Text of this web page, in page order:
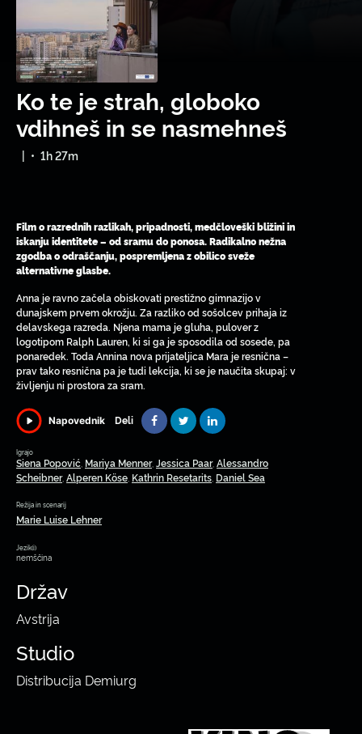
Ko te je strah, globoko
vdihneš in se nasmehneš
| • 1h 27m
Film o razrednih razlikah, pripadnosti, medčloveški bližini in
iskanju identitete – od sramu do ponosa. Radikalno nežna
zgodba o odraščanju, pospremljena z obilico sveže
alternativne glasbe.
Anna je ravno začela obiskovati prestižno gimnazijo v
dunajskem prvem okrožju. Za razliko od sošolcev prihaja iz
delavskega razreda. Njena mama je gluha, pulover z
logotipom Ralph Lauren, ki si ga je sposodila od sosede, pa
ponaredek. Toda Annina nova prijateljica Mara je resnična –
prav tako resnična pa je tudi lekcija, ki se je naučita skupaj: v
življenju ni prostora za sram.
Napovednik Deli
Igrajo
Siena Popović Mariya Menner, Jessica Paar, Alessandro
Scheibner, Alperen Köse Kathrin Resetarits Daniel Sea
Režija in scenarij
Marie Luise Lehner
Jezik(i)
nemščina
Držav
Avstrija
Studio
Distribucija Demiurg